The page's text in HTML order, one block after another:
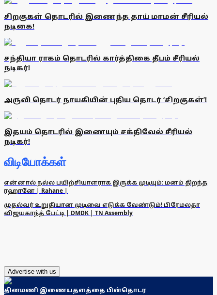
சிறகுகள் தொடரில் இணைந்த தாய் மாமன் சீரியல்
நடிகை!
சந்தியா ராகம் தொடரில் கார்த்திகை தீபம் சீரியல்
நடிகர்!
அருவி தொடர் நாயகியின் புதிய தொடர் ‘சிறகுகள்’!
இதயம் தொடரில் இணையும் சக்திவேல் சீரியல்
நடிகர்!
விடியோக்கள்
என்னால் நல்ல பயிற்சியாளராக இருக்க முடியும்: மனம் திறந்த
ரஹானே | Rahane |
முதல்வர் உறுதியான முடிவை எடுக்க வேண்டும்! பிரேமலதா
விஜயகாந்த் பேட்டி | DMDK | TN Assembly
Advertise with us
தினமணி இணையதளத்தை பின்தொடர